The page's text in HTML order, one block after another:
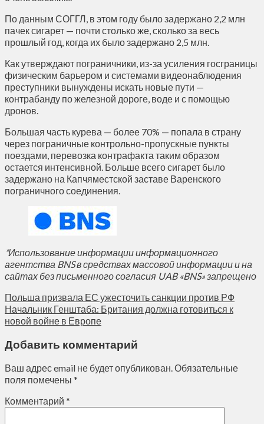
По данным СОГГЛ, в этом году было задержано 2,2 млн
пачек сигарет — почти столько же, сколько за весь
прошлый год, когда их было задержано 2,5 млн.
Как утверждают пограничники, из-за усиления госграницы
физическим барьером и системами видеонаблюдения
преступники вынуждены искать новые пути —
контрабанду по железной дороге, воде и с помощью
дронов.
Большая часть курева — более 70% — попала в страну
через пограничные контрольно-пропускные пункты
поездами, перевозка контрафакта таким образом
остается интенсивной. Больше всего сигарет было
задержано на Капчяместской заставе Варенского
пограничного соединения.
*Использование информации информационного
агентства BNS в средствах массовой информации и на
сайтах без письменного согласия UAB «BNS» запрещено
Польша призвала ЕС ужесточить санкции против РФ
Начальник Генштаба: Британия должна готовиться к
новой войне в Европе
Добавить комментарий
Ваш адрес email не будет опубликован.Обязательные
поля помечены *
Комментарий *